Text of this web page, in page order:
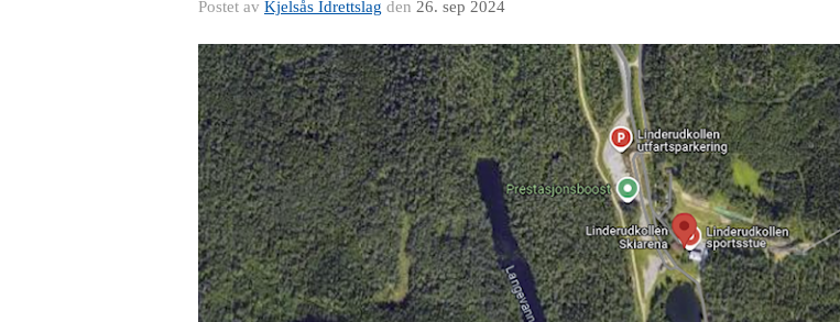
Postet av Kjelsås Idrettslag den 26. sep 2024